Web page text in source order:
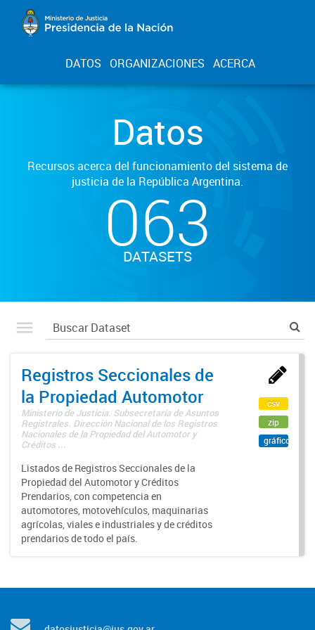
DATOS ORGANIZACIONES ACERCA
Datos
Recursos acerca del funcionamiento del sistema de
justicia de la República Argentina.
063
DATASETS
Registros Seccionales de
la Propiedad Automotor
Ministerio de Justicia. Subsecretaría de Asuntos
Registrales. Dirección Nacional de los Registros
Nacionales de la Propiedad del Automotor y
Créditos ...
Listados de Registros Seccionales de la
Propiedad del Automotor y Créditos
Prendarios, con competencia en
automotores, motovehículos, maquinarias
agrícolas, viales e industriales y de créditos
prendarios de todo el país.
csv
zip
gráfico